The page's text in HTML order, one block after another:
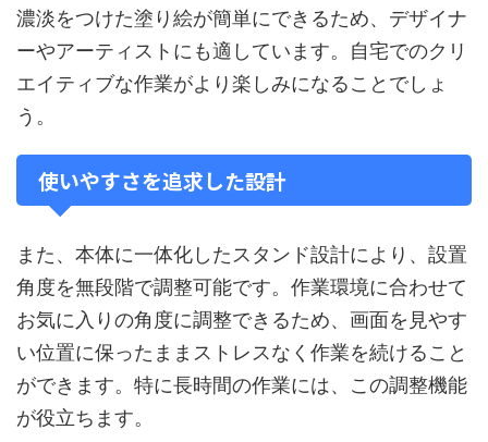
濃淡をつけた塗り絵が簡単にできるため、デザイナ
ーやアーティストにも適しています。自宅でのクリ
エイティブな作業がより楽しみになることでしょ
う。
使いやすさを追求した設計
また、本体に一体化したスタンド設計により、設置
角度を無段階で調整可能です。作業環境に合わせて
お気に入りの角度に調整できるため、画面を見やす
い位置に保ったままストレスなく作業を続けること
ができます。特に長時間の作業には、この調整機能
が役立ちます。